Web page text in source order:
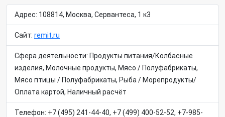
Адрес: 108814, Москва, Сервантеса, 1 к3
Сайт: remit.ru
Сфера деятельности: Продукты питания/Колбасные
изделия, Молочные продукты, Мясо / Полуфабрикаты,
Мясо птицы / Полуфабрикаты, Рыба / Морепродукты/
Оплата картой, Наличный расчёт
Телефон: +7 (495) 241-44-40, +7 (499) 400-52-52, +7-985-